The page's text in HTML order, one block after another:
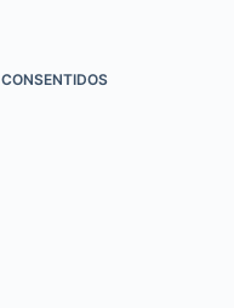
CONSENTIDOS